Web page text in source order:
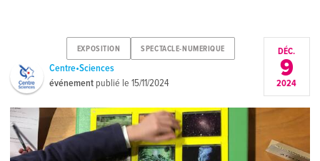
EXPOSITION SPECTACLE-NUMERIQUE
Centre•Sciences
événement publié le15/11/2024
DÉC.
9
2024